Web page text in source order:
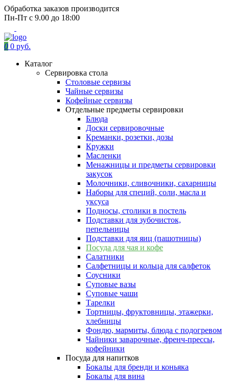
Обработка заказов производится
Пн-Пт с 9.00 до 18:00
0 0 руб.
Каталог
Сервировка стола
Столовые сервизы
Чайные сервизы
Кофейные сервизы
Отдельные предметы сервировки
Блюда
Доски сервировочные
Креманки, розетки, дозы
Кружки
Масленки
Менажницы и предметы сервировки
закусок
Молочники, сливочники, сахарницы
Наборы для специй, соли, масла и
уксуса
Подносы, столики в постель
Подставки для зубочисток,
пепельницы
Подставки для яиц (пашотницы)
Посуда для чая и кофе
Салатники
Салфетницы и кольца для салфеток
Соусники
Суповые вазы
Суповые чаши
Тарелки
Тортницы, фруктовницы, этажерки,
хлебницы
Фондю, мармиты, блюда с подогревом
Чайники заварочные, френч-прессы,
кофейники
Посуда для напитков
Бокалы для бренди и коньяка
Бокалы для вина